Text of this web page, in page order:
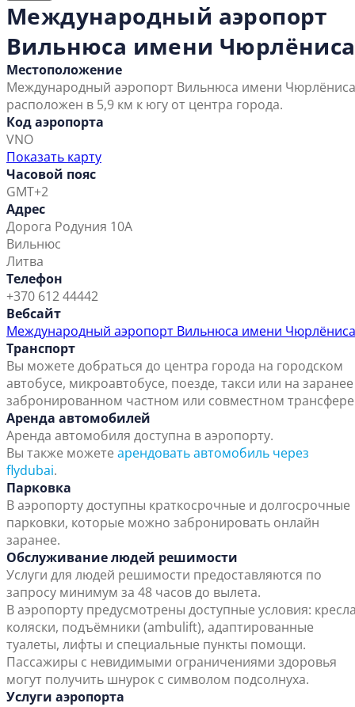
Международный аэропорт
Вильнюса имени Чюрлёниса
Местоположение
Международный аэропорт Вильнюса имени Чюрлёниса
расположен в 5,9 км к югу от центра города.
Код аэропорта
VNO
Показать карту
Часовой пояс
GMT+2
Адрес
Дорога Родуния 10А
Вильнюс
Литва
Телефон
+370 612 44442
Вебсайт
Международный аэропорт Вильнюса имени Чюрлёниса
Транспорт
Вы можете добраться до центра города на городском
автобусе, микроавтобусе, поезде, такси или на заранее
забронированном частном или совместном
Аренда автомобилей
Аренда автомобиля доступна в аэропорту.
Вы также можете арендовать автомобиль через
flydubai.
Парковка
В аэропорту доступны краткосрочные и долгосрочные
парковки, которые можно забронировать онлайн
заранее.
Обслуживание людей решимости
Услуги для людей решимости предоставляются по
запросу минимум за 48 часов до вылета.
В аэропорту предусмотрены доступные условия:
коляски, подъёмники (ambulift), адаптированные
туалеты, лифты и специальные пункты помощи.
Пассажиры с невидимыми ограничениями здоровья
могут получить шнурок с символом подсолнуха.
Услуги аэропорта